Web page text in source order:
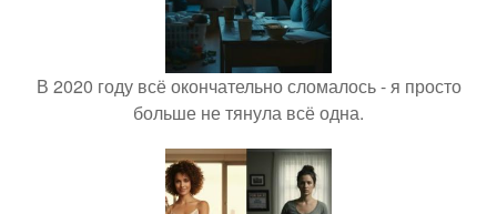
В 2020 году всё окончательно сломалось - я просто
больше не тянула всё одна.